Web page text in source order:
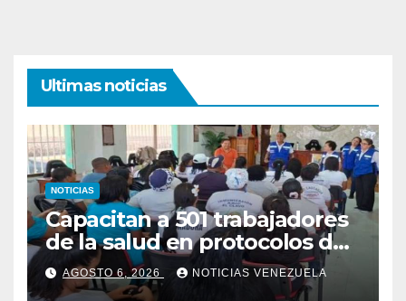
Ultimas noticias
NOTICIAS
Capacitan a 501 trabajadores
de la salud en protocolos de
vacunación para
campamentos
AGOSTO 6, 2026 NOTICIAS VENEZUELA